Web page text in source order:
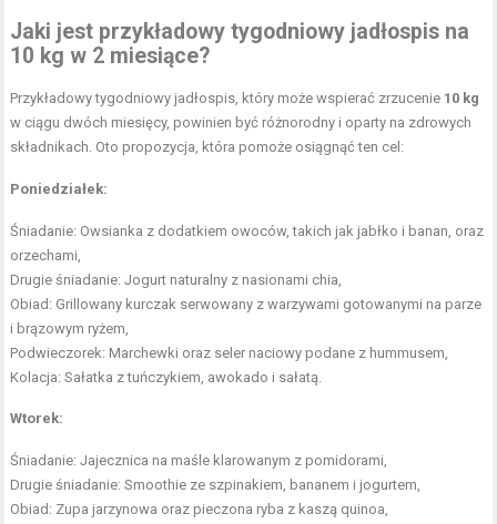
Jaki jest przykładowy tygodniowy jadłospis na
10 kg w 2 miesiące?
Przykładowy tygodniowy jadłospis, który może wspierać zrzucenie 10 kg
w ciągu dwóch miesięcy, powinien być różnorodny i oparty na zdrowych
składnikach. Oto propozycja, która pomoże osiągnąć ten cel:
Poniedziałek:
Śniadanie: Owsianka z dodatkiem owoców, takich jak jabłko i banan, oraz
orzechami,
Drugie śniadanie: Jogurt naturalny z nasionami chia,
Obiad: Grillowany kurczak serwowany z warzywami gotowanymi na parze
i brązowym ryżem,
Podwieczorek: Marchewki oraz seler naciowy podane z hummusem,
Kolacja: Sałatka z tuńczykiem, awokado i sałatą.
Wtorek:
Śniadanie: Jajecznica na maśle klarowanym z pomidorami,
Drugie śniadanie: Smoothie ze szpinakiem, bananem i jogurtem,
Obiad: Zupa jarzynowa oraz pieczona ryba z kaszą quinoa,